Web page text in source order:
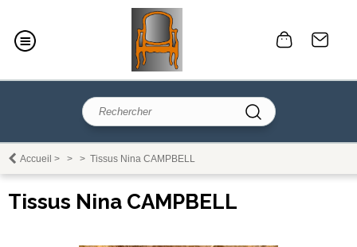
Accueil > > > Tissus Nina CAMPBELL
Tissus Nina CAMPBELL